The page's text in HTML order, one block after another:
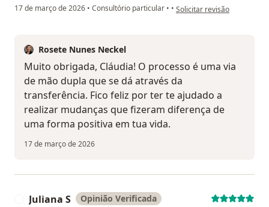
17 de março de 2026 • Consultório particular • • na opinião do utilizador
Solicitar revisão
Rosete Nunes Neckel
Muito obrigada, Cláudia! O processo é uma via
de mão dupla que se dá através da
transferência. Fico feliz por ter te ajudado a
realizar mudanças que fizeram diferença de
uma forma positiva em tua vida.
17 de março de 2026
Juliana S Opinião Verificada